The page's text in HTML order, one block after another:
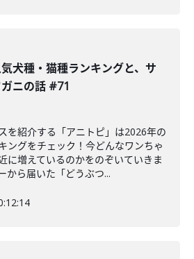
犬種・猫種ランキングと、サ
ニの話 #71
を紹介する「アニトピ」は2026年の
ングをチェック！今どんなワンちゃ
に増えているのかをのぞいていきま
から届いた「どうぶつ...